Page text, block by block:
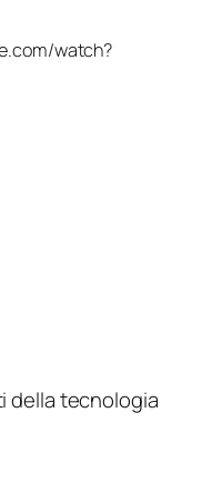
watch?
della tecnologia